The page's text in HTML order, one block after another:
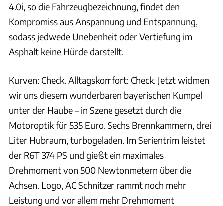
4.0i, so die Fahrzeugbezeichnung, findet den
Kompromiss aus Anspannung und Entspannung,
sodass jedwede Unebenheit oder Vertiefung im
Asphalt keine Hürde darstellt.
Kurven: Check. Alltagskomfort: Check. Jetzt widmen
wir uns diesem wunderbaren bayerischen Kumpel
unter der Haube – in Szene gesetzt durch die
Motoroptik für 535 Euro. Sechs Brennkammern, drei
Liter Hubraum, turbogeladen. Im Serientrim leistet
der R6T 374 PS und gießt ein maximales
Drehmoment von 500 Newtonmetern über die
Achsen. Logo, AC Schnitzer rammt noch mehr
Leistung und vor allem mehr Drehmoment